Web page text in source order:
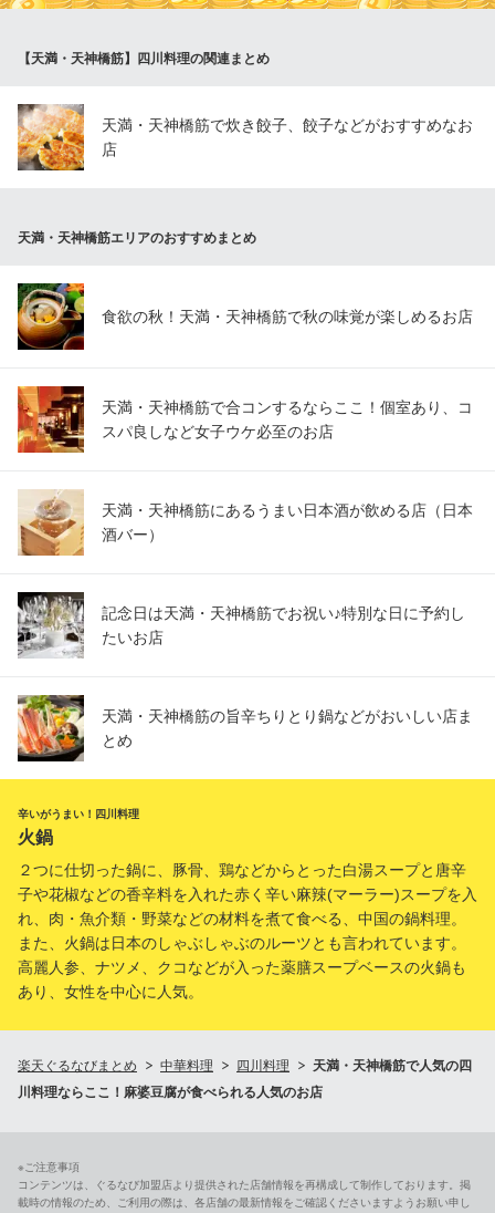
本格四川・中華料理
大阪府大阪市北区天神橋5-6-5
【天満・天神橋筋】四川料理の関連まとめ
天満・天神橋筋で炊き餃子、餃子などがおすすめなお
店
天満・天神橋筋エリアのおすすめまとめ
食欲の秋！天満・天神橋筋で秋の味覚が楽しめるお店
天満・天神橋筋で合コンするならここ！個室あり、コ
スパ良しなど女子ウケ必至のお店
天満・天神橋筋にあるうまい日本酒が飲める店（日本
酒バー）
記念日は天満・天神橋筋でお祝い♪特別な日に予約し
たいお店
天満・天神橋筋の旨辛ちりとり鍋などがおいしい店ま
とめ
辛いがうまい！四川料理
火鍋
２つに仕切った鍋に、豚骨、鶏などからとった白湯スープと唐辛
子や花椒などの香辛料を入れた赤く辛い麻辣(マーラー)スープを入
れ、肉・魚介類・野菜などの材料を煮て食べる、中国の鍋料理。
また、火鍋は日本のしゃぶしゃぶのルーツとも言われています。
高麗人参、ナツメ、クコなどが入った薬膳スープベースの火鍋も
あり、女性を中心に人気。
楽天ぐるなびまとめ 中華料理 四川料理
天満・天神橋筋で人気の四
川料理ならここ！麻婆豆腐が食べられる人気のお店
※ご注意事項
コンテンツは、ぐるなび加盟店より提供された店舗情報を再構成して制作しております。掲
載時の情報のため、ご利用の際は、各店舗の最新情報をご確認くださいますようお願い申し